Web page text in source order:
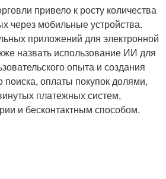
привело к росту количества
через мобильные устройства.
приложений для электронной
назвать использование ИИ для
опыта и создания
поиска, оплаты покупок долями,
платежных систем,
и бесконтактным способом.